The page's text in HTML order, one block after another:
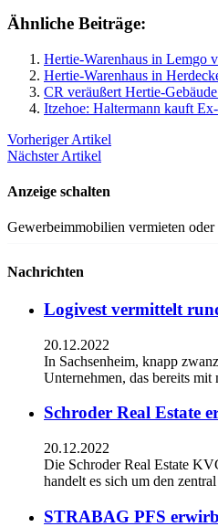
Ähnliche Beiträge:
Hertie-Warenhaus in Lemgo
Hertie-Warenhaus in
CR veräußert Hertie-
Itzehoe: Haltermann kauft
Vorheriger Artikel
Nächster Artikel
Anzeige schalten
Gewerbeimmobilien vermieten
Nachrichten
Logivest vermittelt
20.12.2022
In Sachsenheim, knapp
Unternehmen, das bereits
Schroder Real Estate
20.12.2022
Die Schroder Real Estate
handelt es sich um den
STRABAG PFS